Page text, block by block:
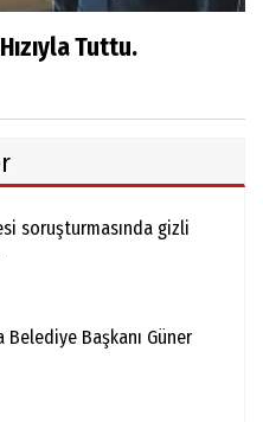
Tuttu.
soruşturmasında gizli
Belediye Başkanı Güner